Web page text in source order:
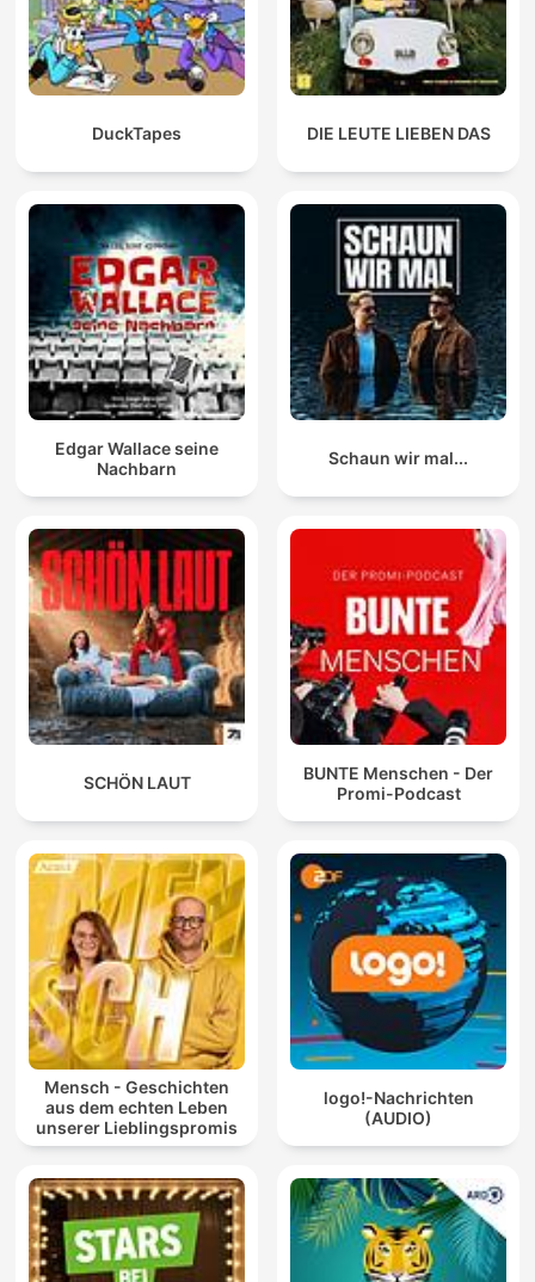
DuckTapes DIE LEUTE LIEBEN DAS
Edgar Wallace seine
Nachbarn
Schaun wir mal...
SCHÖN LAUT
BUNTE Menschen - Der
Promi-Podcast
Mensch - Geschichten
aus dem echten Leben
unserer Lieblingspromis
logo!-Nachrichten
(AUDIO)